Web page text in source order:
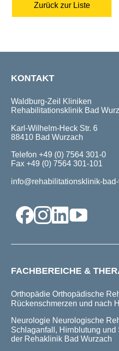
Zurück zur Liste
KONTAKT
Waldburg-Zeil Kliniken
Rehabilitationsklinik Bad
Karl-Wilhelm-Heck Str. 6
88410 Bad Wurzach
Telefon +49 (0) 7564 301-0
Fax +49 (0) 7564 301-101
info@rehabilitationsklinik-
FACHBEREICHE &
Orthopädie Orthopädische
Rückenschmerzen und nach
Neurologie Neurologische
Schlaganfall, Hirnblutung und
der Rehaklinik Bad Wurzach